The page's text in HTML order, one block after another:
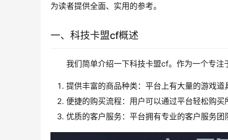
为读者提供全面、实用的参考。
一、科技卡盟cf概述
我们简单介绍一下科技卡盟cf。作为一个专注
提供丰富的商品种类：平台上有大量的游戏道
便捷的购买流程：用户可以通过平台轻松购买
优质的客户服务：平台拥有专业的客户服务